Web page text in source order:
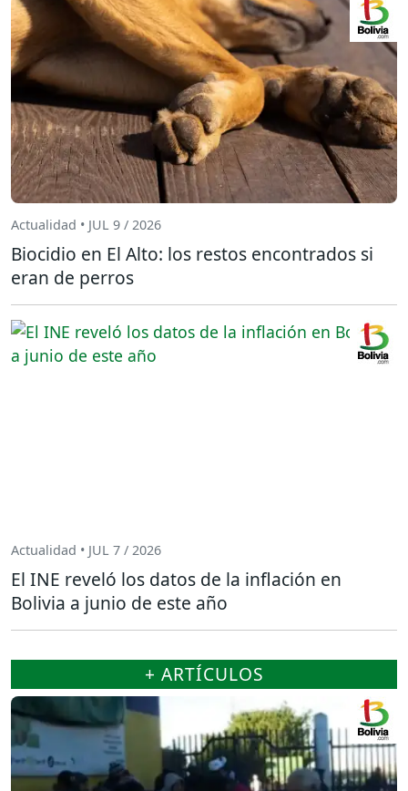
Actualidad • JUL 9 / 2026
Biocidio en El Alto: los restos encontrados si
eran de perros
Actualidad • JUL 7 / 2026
El INE reveló los datos de la inflación en
Bolivia a junio de este año
+ ARTÍCULOS